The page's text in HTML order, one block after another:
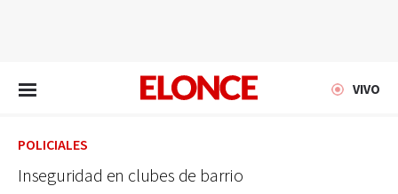
VIVO
POLICIALES
Inseguridad en clubes de barrio